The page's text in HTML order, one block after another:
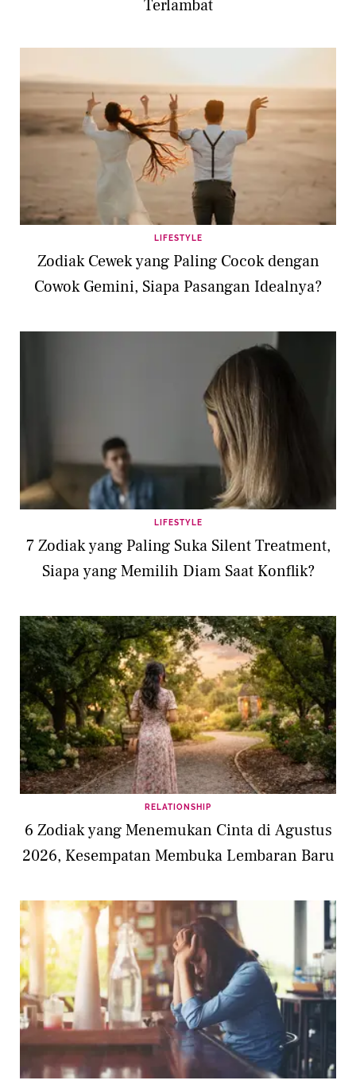
Terlambat
LIFESTYLE
Zodiak Cewek yang Paling Cocok dengan
Cowok Gemini, Siapa Pasangan Idealnya?
LIFESTYLE
7 Zodiak yang Paling Suka Silent Treatment,
Siapa yang Memilih Diam Saat Konflik?
RELATIONSHIP
6 Zodiak yang Menemukan Cinta di Agustus
2026, Kesempatan Membuka Lembaran Baru